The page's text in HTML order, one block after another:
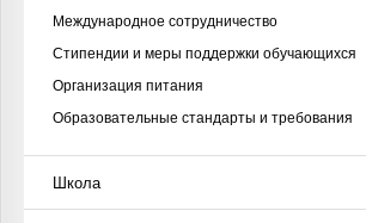
Международное сотрудничество
Стипендии и меры поддержки обучающихся
Организация питания
Образовательные стандарты и требования
Школа